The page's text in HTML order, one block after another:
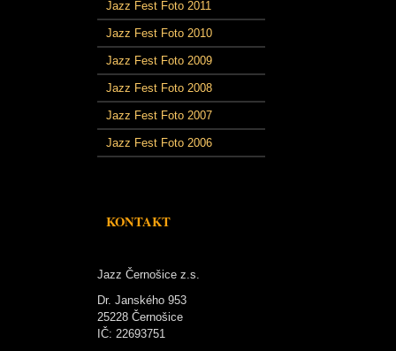
Jazz Fest Foto 2011
Jazz Fest Foto 2010
Jazz Fest Foto 2009
Jazz Fest Foto 2008
Jazz Fest Foto 2007
Jazz Fest Foto 2006
KONTAKT
Jazz Černošice z.s.
Dr. Janského 953
25228 Černošice
IČ: 22693751